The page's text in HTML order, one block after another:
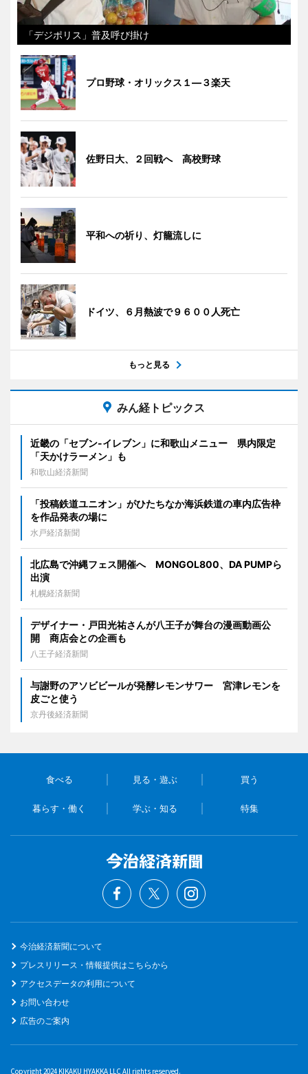
「デジポリス」普及呼び掛け
プロ野球・オリックス１―３楽天
佐野日大、２回戦へ 高校野球
平和への祈り、灯籠流しに
ドイツ、６月熱波で９６００人死亡
もっと見る
みん経トピックス
近畿の「セブン-イレブン」に和歌山メニュー 県内限定
「天かけラーメン」も
和歌山経済新聞
「投稿鉄道ユニオン」がひたちなか海浜鉄道の車内広告枠
を作品発表の場に
水戸経済新聞
北広島で沖縄フェス開催へ MONGOL800、DA PUMPら
出演
札幌経済新聞
デザイナー・戸田光祐さんが八王子が舞台の漫画動画公
開 商店会との企画も
八王子経済新聞
与謝野のアソビビールが発酵レモンサワー 宮津レモンを
皮ごと使う
京丹後経済新聞
食べる 見る・遊ぶ 買う
暮らす・働く 学ぶ・知る 特集
今治経済新聞について
プレスリリース・情報提供はこちらから
アクセスデータの利用について
お問い合わせ
広告のご案内
Copyright 2024 KIKAKU HYAKKA LLC All rights reserved.